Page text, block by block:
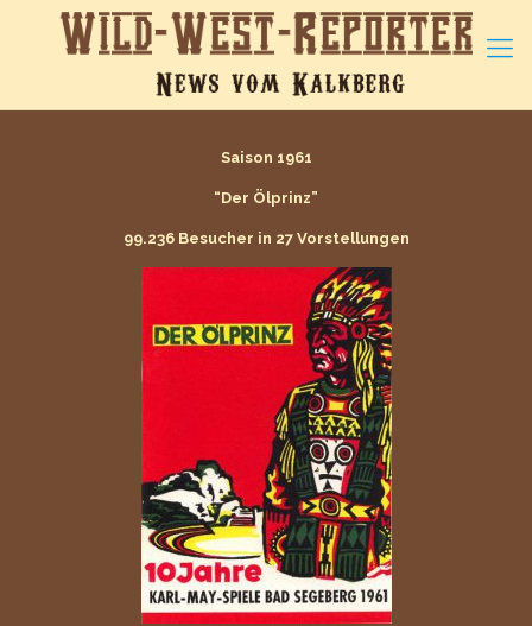
Saison 1961
“Der Ölprinz”
99.236 Besucher in 27 Vorstellungen